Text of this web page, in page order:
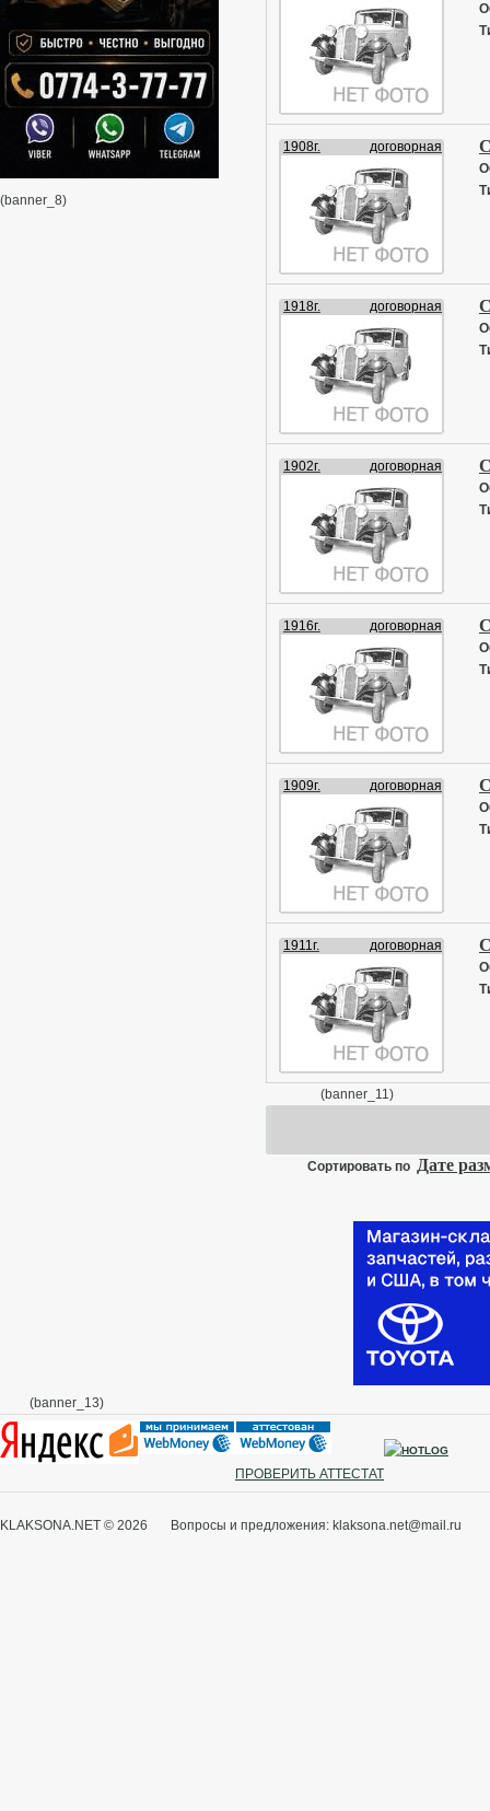
(banner_8)
1908г. договорная
1918г. договорная
1902г. договорная
1916г. договорная
1909г. договорная
1911г. договорная
(banner_11)
Сортировать по Дате
(banner_13)
ПРОВЕРИТЬ АТТЕСТАТ
KLAKSONA.NET © 2026 Вопросы и предложения: klaksona.net@mail.ru